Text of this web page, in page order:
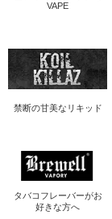
VAPE
禁断の甘美なリキッド
タバコフレーバーがお
好きな方へ